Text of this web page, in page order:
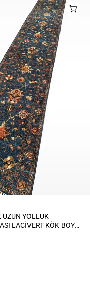
YOLLUK
LACIVERT KÖK BOYA
METREKARE - 3X16